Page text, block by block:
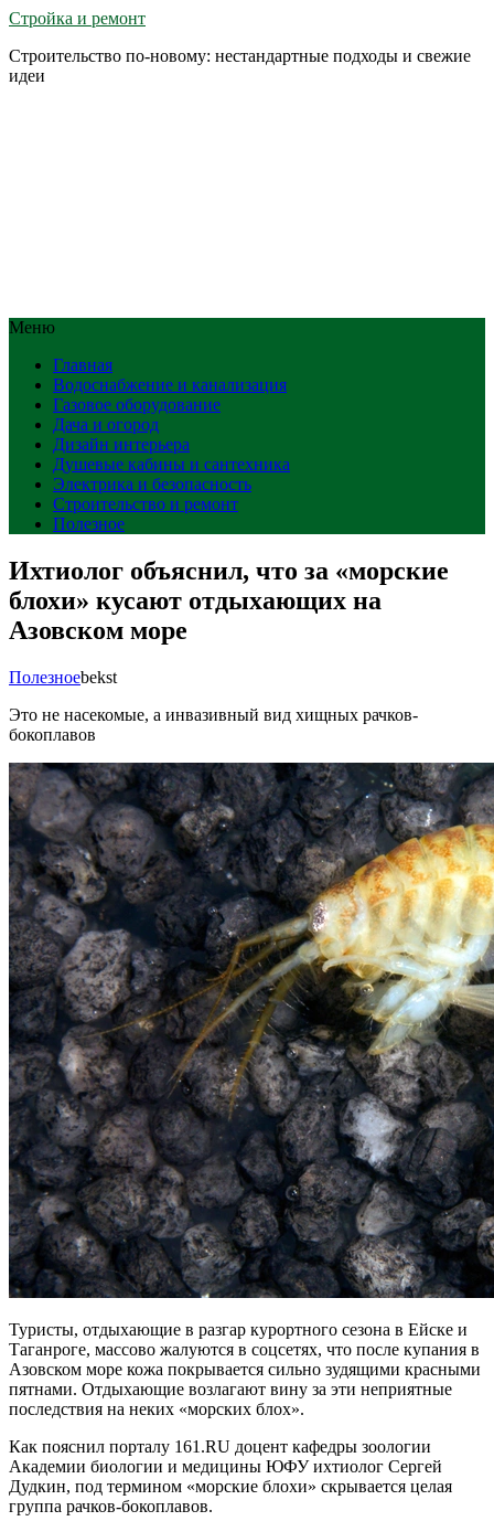
Стройка и ремонт
Строительство по-новому: нестандартные подходы и свежие
идеи
Меню
Главная
Водоснабжение и канализация
Газовое оборудование
Дача и огород
Дизайн интерьера
Душевые кабины и сантехника
Электрика и безопасность
Строительство и ремонт
Полезное
Ихтиолог объяснил, что за «морские
блохи» кусают отдыхающих на
Азовском море
Полезноеbekst
Это не насекомые, а инвазивный вид хищных рачков-
бокоплавов
Туристы, отдыхающие в разгар курортного сезона в Ейске и
Таганроге, массово жалуются в cоцсетях, что после купания в
Азовском море кожа покрывается сильно зудящими красными
пятнами. Отдыхающие возлагают вину за эти неприятные
последствия на неких «морских блох».
Как пояснил порталу 161.RU доцент кафедры зоологии
Академии биологии и медицины ЮФУ ихтиолог Сергей
Дудкин, под термином «морские блохи» скрывается целая
группа рачков-бокоплавов.